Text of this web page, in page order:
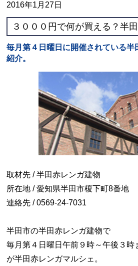
2016年1月27日
３０００円で何が買える？半
毎月第４日曜日に開催されている半
紹介。
取材先 / 半田赤レンガ建物
所在地 / 愛知県半田市榎下町8番地
連絡先 / 0569-24-7031
半田市の半田赤レンガ建物で
毎月第４日曜日午前９時～午後３時
が半田赤レンガマルシェ。